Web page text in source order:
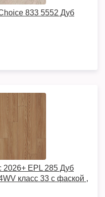
833 5552 Дуб
EPL 285 Дуб
класс 33 с фаской ,